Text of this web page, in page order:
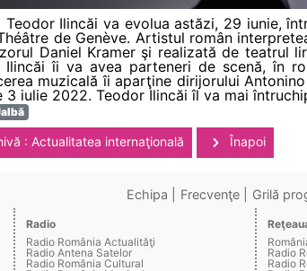
Teodor Ilincăi va evolua astăzi, 29 iunie,
de Genève. Artistul român
Daniel Kramer şi realizată de teatrul
Ilincăi îi va avea parteneri de scenă, în
muzicală îi aparţine dirijorului
3 iulie 2022. Teodor Ilincăi îl va mai
: Actualitatea internaţională Înapoi
Echipa Frecvenţe Grilă
Radio
Radio România Actualităţi
Radio Antena Satelor
Radio România Cultural
Radio
Radio